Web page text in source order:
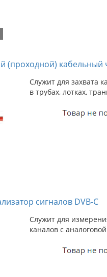
(проходной) кабельный
Служит для захвата
в трубах, лотках,
сигналов DVB-C
Служит для
каналов с